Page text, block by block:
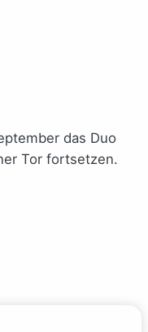
das Duo
Tor fortsetzen.